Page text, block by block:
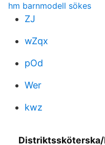
hm barnmodell sökes
ZJ
wZqx
pOd
Wer
kwz